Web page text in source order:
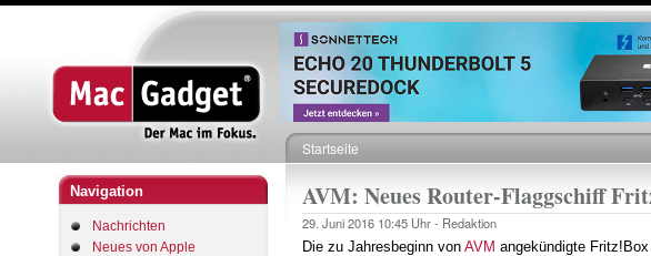
Navigation
Nachrichten
Neues von Apple
Pfadnavigation
Startseite
AVM: Neues Router-Flaggschiff
29. Juni 2016 10:45 Uhr - Redaktion
Die zu Jahresbeginn von AVM angekündigte